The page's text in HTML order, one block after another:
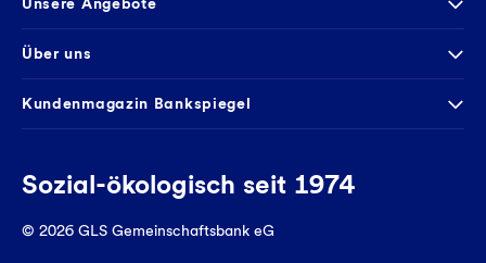
Service
Onlinebanking Login
Sicheres Banking
FAQ
Girokonto
Mitgliederkonto
Festgeld
Tagesgeldkonto
Finanzieren
Über uns
Wo wirkt die GLS?
Veranstaltungen
Filiale finden
Kundenmagazin Bankspiegel
Sozial-ökologisch seit 1974
© 2026 GLS Gemeinschaftsbank eG